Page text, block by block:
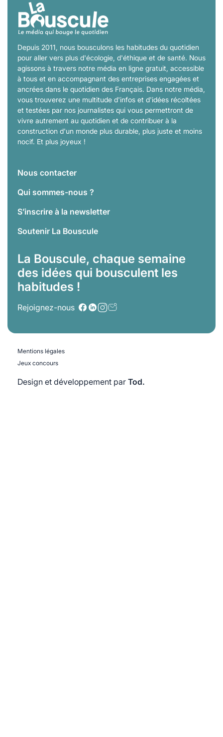
Depuis 2011, nous bousculons les habitudes du quotidien
pour aller vers plus d'écologie, d'éthique et de santé. Nous
agissons à travers notre média en ligne gratuit, accessible
à tous et en accompagnant des entreprises engagées et
ancrées dans le quotidien des Français. Dans notre média,
vous trouverez une multitude d'infos et d'idées récoltées
et testées par nos journalistes qui vous permettront de
vivre autrement au quotidien et de contribuer à la
construction d'un monde plus durable, plus juste et moins
nocif. Et plus joyeux !
Nous contacter
Qui sommes-nous ?
S’inscrire à la newsletter
Soutenir La Bouscule
La Bouscule, chaque semaine
des idées qui bousculent les
habitudes !
Rejoignez-nous
Mentions légales
Jeux concours
Design et développement par Tod.